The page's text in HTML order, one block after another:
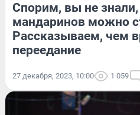
Спорим, вы не знали,
мандаринов можно
Рассказываем, чем
переедание
27 декабря, 2023, 10:00 1 059